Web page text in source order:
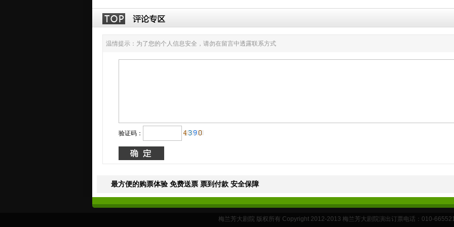
温情提示：为了您的个人信息安全，请勿在留言中透露联系方式
验证码：
最方便的购票体验 免费送票 票到付款 安全保障
梅兰芳大剧院 版权所有 Copyright 2012-2013 梅兰芳大剧院演出订票电话：010-